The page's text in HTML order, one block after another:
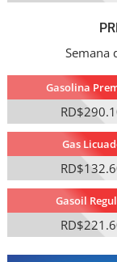
Semana
Gasolina
Gas
Gasoil